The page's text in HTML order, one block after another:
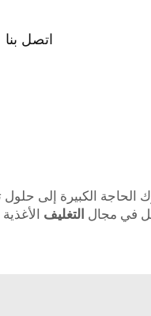
اتصل بنا
في مجال التغليف